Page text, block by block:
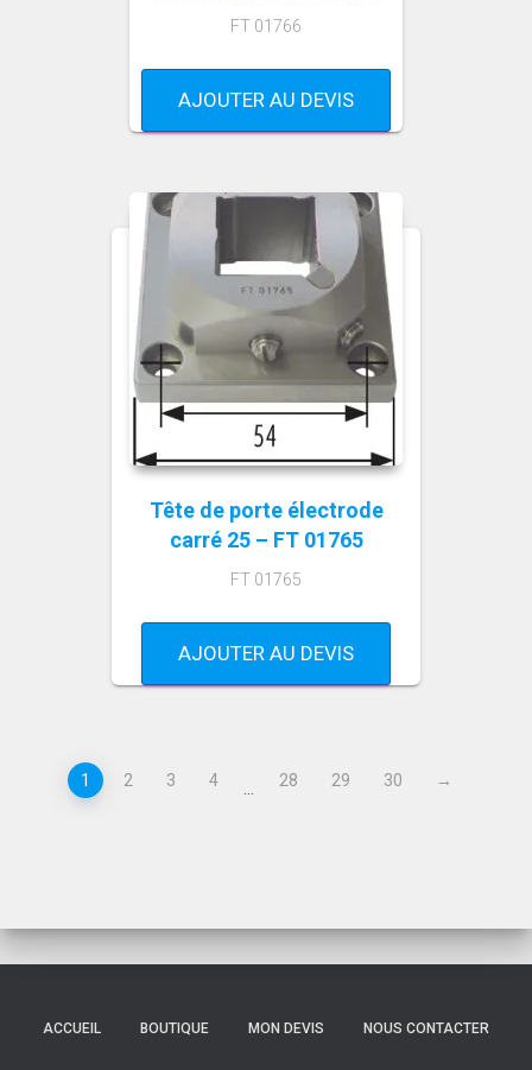
FT 01766
AJOUTER AU DEVIS
Tête de porte électrode
carré 25 – FT 01765
FT 01765
AJOUTER AU DEVIS
1 2 3 4 28 29 30 →
ACCUEIL BOUTIQUE MON DEVIS NOUS CONTACTER